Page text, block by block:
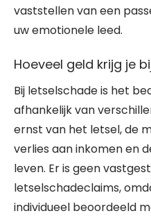
vaststellen van een
uw emotionele leed.
Hoeveel geld krijg je
Bij letselschade is het
afhankelijk van
ernst van het letsel, de
verlies aan inkomen en
leven. Er is geen
letselschadeclaims,
individueel beoordeeld